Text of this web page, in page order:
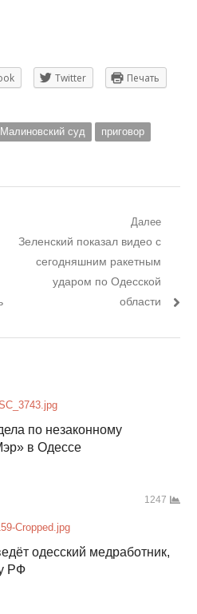
Twitter Печать
Малиновский суд
приговор
Далее
Следующий
пост:
Зеленский показал видео с
сегодняшним ракетным
ударом по Одесской
области
по незаконному
в Одессе
1247
одесский медработник,
РФ